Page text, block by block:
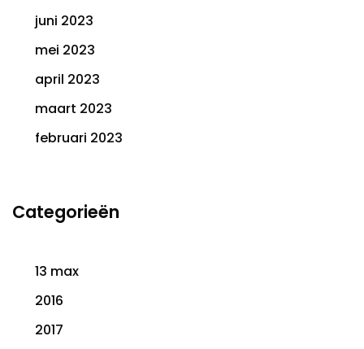
juni 2023
mei 2023
april 2023
maart 2023
februari 2023
Categorieën
13 max
2016
2017